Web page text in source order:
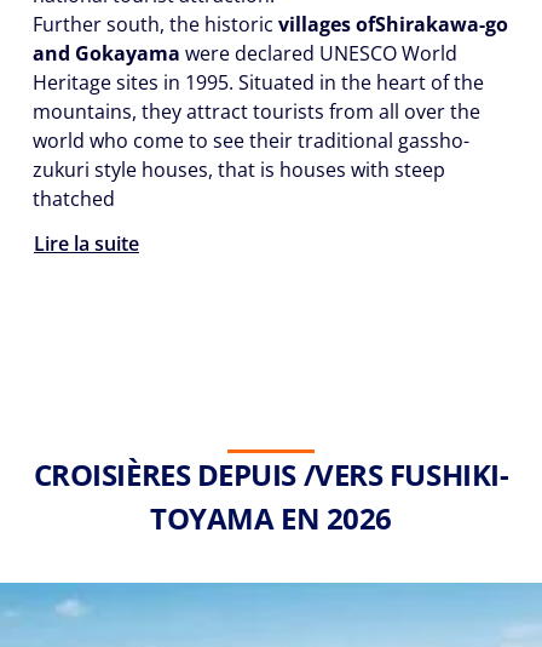
Further south, the historic villages ofShirakawa-go
and Gokayama were declared UNESCO World
Heritage sites in 1995. Situated in the heart of the
mountains, they attract tourists from all over the
world who come to see their traditional gassho-
zukuri style houses, that is houses with steep
thatched
Lire la suite
CROISIÈRES DEPUIS /VERS FUSHIKI-
TOYAMA EN 2026